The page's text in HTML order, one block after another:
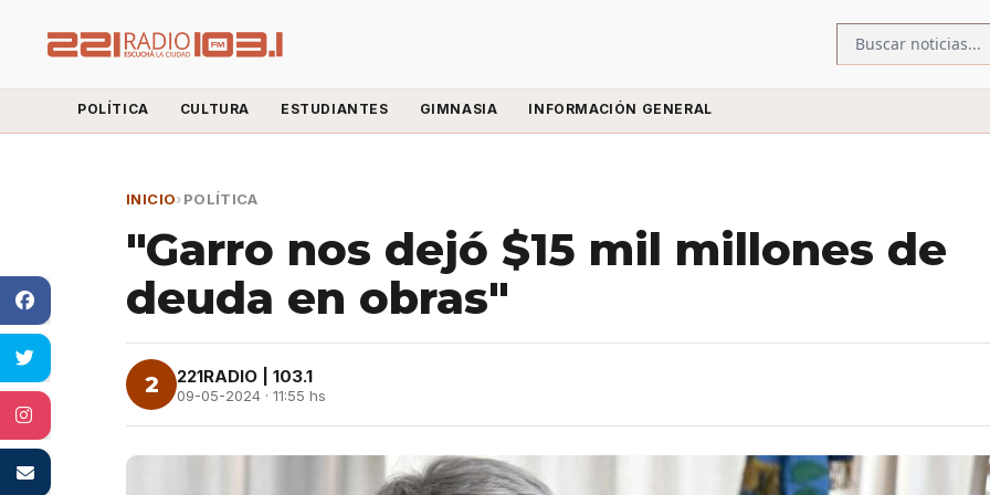
POLÍTICA CULTURA ESTUDIANTES GIMNASIA INFORMACIÓN GENERAL
INICIO›POLÍTICA
"Garro nos dejó $15 mil millones de
deuda en obras"
2 221RADIO | 103.1
09-05-2024 · 11:55 hs